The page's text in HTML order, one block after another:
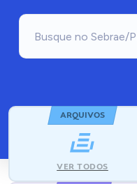
ARQUIVOS
VER TODOS